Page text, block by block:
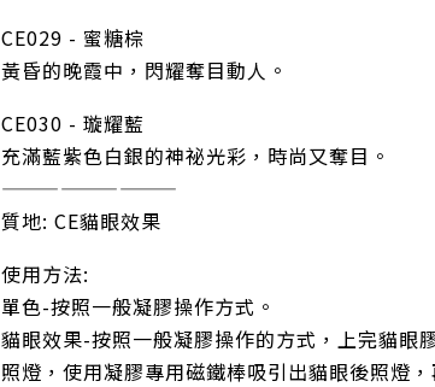
CE029 - 蜜糖棕
黃昏的晚霞中，閃耀奪目動人。
CE030 - 璇耀藍
充滿藍紫色白銀的神祕光彩，時尚又奪目。
—————————
質地: CE貓眼效果
使用方法:
單色-按照一般凝膠操作方式。
貓眼效果-按照一般凝膠操作的方式，上完貓眼
照燈，使用凝膠專用磁鐵棒吸引出貓眼後照燈